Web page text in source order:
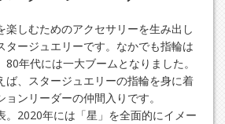
楽しむためのアクセサリーを生み出し
タージュエリーです。なかでも指輪は
年代には一大ブームとなりました。
ば、スタージュエリーの指輪を身に着
ンリーダーの仲間入りです。
。2020年には「星」を全面的にイメー